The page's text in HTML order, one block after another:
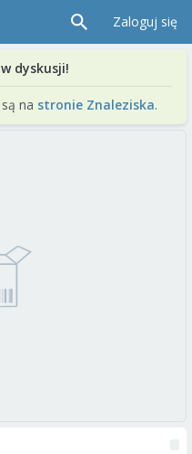
Zaloguj się
dyskusji!
na stronie Znaleziska.